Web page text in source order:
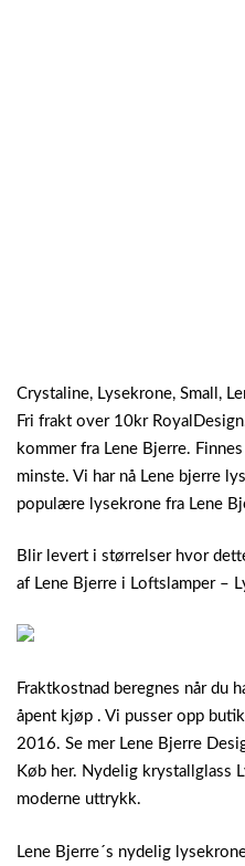
Crystaline, Lysekrone, Small,
Fri frakt over 10kr
kommer fra Lene Bjerre.
minste. Vi har nå Lene bjerre
populære lysekrone fra Lene
Blir levert i størrelser hvor
af Lene Bjerre i Loftslamper –
Fraktkostnad beregnes når du
åpent kjøp . Vi pusser opp
2016. Se mer Lene Bjerre
Køb her. Nydelig krystallglass
moderne uttrykk.
Lene Bjerre´s nydelig